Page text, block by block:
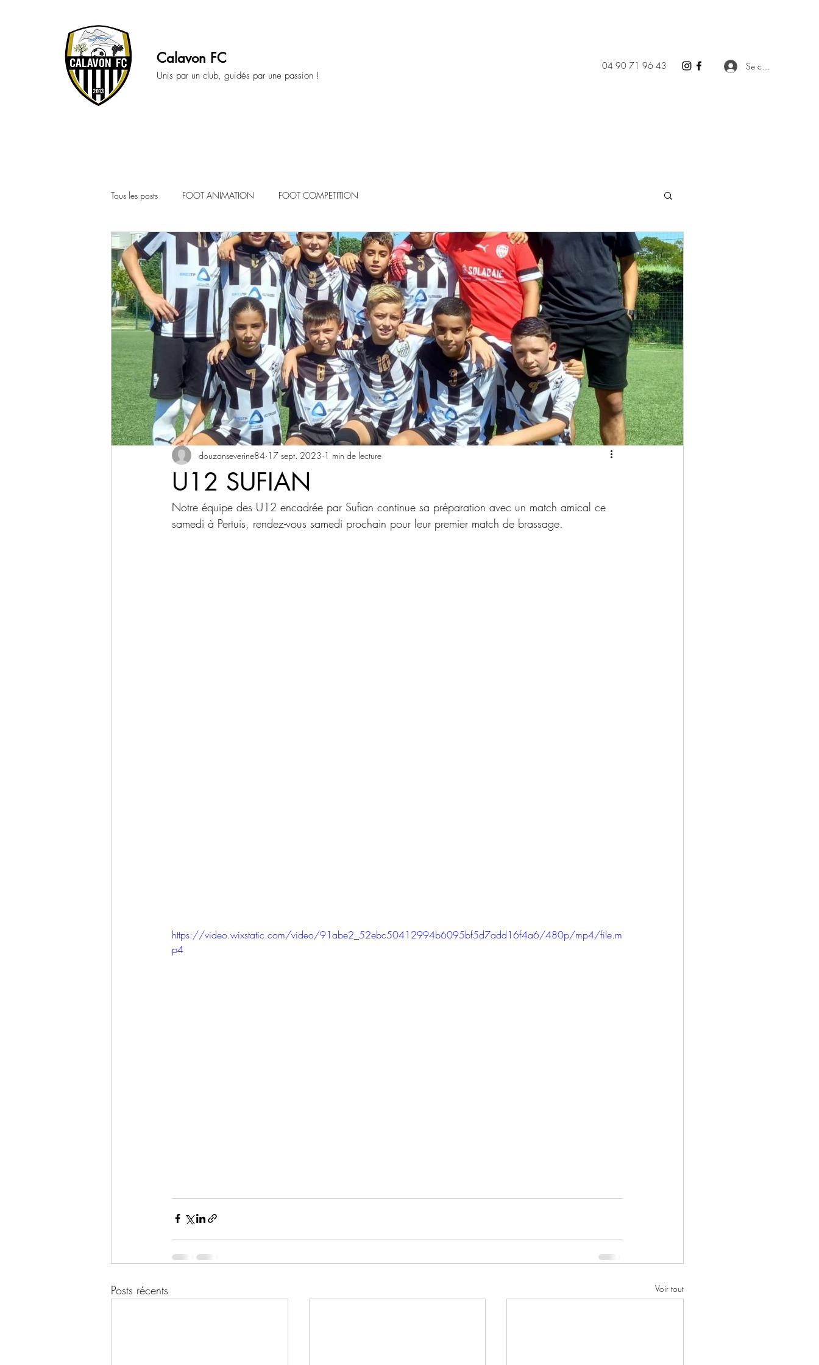
Calavon FC
Unis par un club, guidés par une passion !
04 90 71 96 43 Se connecter
Tous les posts FOOT ANIMATION FOOT COMPETITION
U12 SUFIAN
douzonseverine84 17 sept. 2023 1 min de lecture
Notre équipe des U12 encadrée par Sufian continue sa préparation avec un match amical ce
samedi à Pertuis, rendez-vous samedi prochain pour leur premier match de brassage.
https://video.wixstatic.com/video/91abe2_52ebc50412994b6095bf5d7add16f4a6/480p/mp4/file.m
p4
Posts récents Voir tout